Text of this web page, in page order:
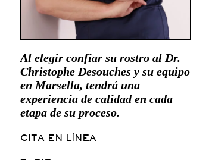
Al elegir confiar su rostro al Dr.
Christophe Desouches y su equipo
en Marsella, tendrá una
experiencia de calidad en cada
etapa de su proceso.
CITA EN LÍNEA